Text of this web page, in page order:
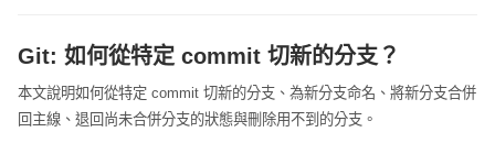
Git: 如何從特定 commit 切新的分支？
本文說明如何從特定 commit 切新的分支、為新分支命名、將新分支合併
回主線、退回尚未合併分支的狀態與刪除用不到的分支。